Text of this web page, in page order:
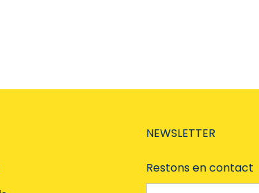
NEWSLETTER
Restons en contact